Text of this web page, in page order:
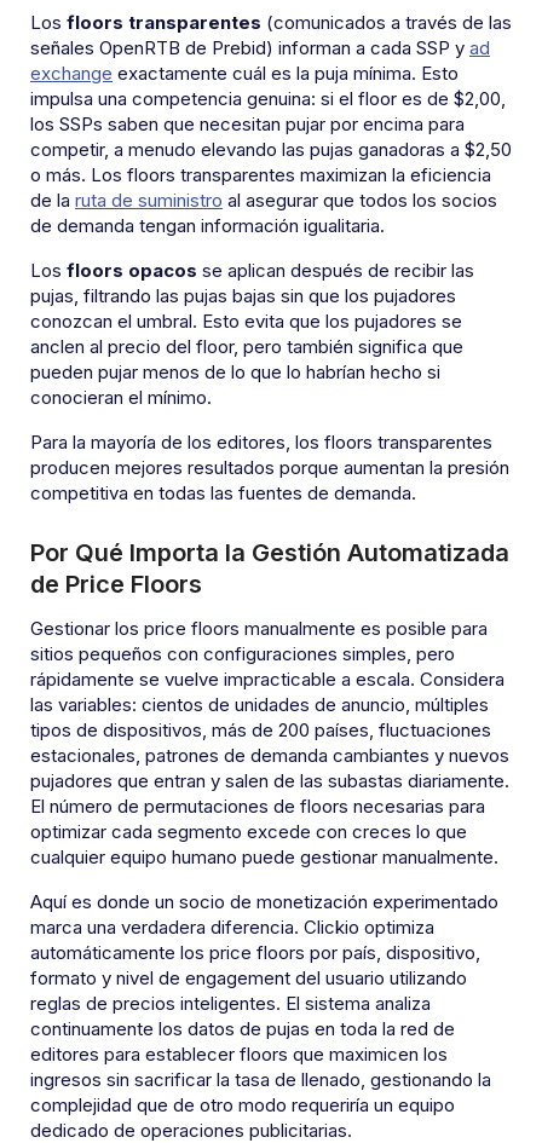
Los floors transparentes (comunicados a través de las
señales OpenRTB de Prebid) informan a cada SSP y ad
exchange exactamente cuál es la puja mínima. Esto
impulsa una competencia genuina: si el floor es de $2,00,
los SSPs saben que necesitan pujar por encima para
competir, a menudo elevando las pujas ganadoras a $2,50
o más. Los floors transparentes maximizan la eficiencia
de la ruta de suministro al asegurar que todos los socios
de demanda tengan información igualitaria.
Los floors opacos se aplican después de recibir las
pujas, filtrando las pujas bajas sin que los pujadores
conozcan el umbral. Esto evita que los pujadores se
anclen al precio del floor, pero también significa que
pueden pujar menos de lo que lo habrían hecho si
conocieran el mínimo.
Para la mayoría de los editores, los floors transparentes
producen mejores resultados porque aumentan la presión
competitiva en todas las fuentes de demanda.
Por Qué Importa la Gestión Automatizada
de Price Floors
Gestionar los price floors manualmente es posible para
sitios pequeños con configuraciones simples, pero
rápidamente se vuelve impracticable a escala. Considera
las variables: cientos de unidades de anuncio, múltiples
tipos de dispositivos, más de 200 países, fluctuaciones
estacionales, patrones de demanda cambiantes y nuevos
pujadores que entran y salen de las subastas diariamente.
El número de permutaciones de floors necesarias para
optimizar cada segmento excede con creces lo que
cualquier equipo humano puede gestionar manualmente.
Aquí es donde un socio de monetización experimentado
marca una verdadera diferencia. Clickio optimiza
automáticamente los price floors por país, dispositivo,
formato y nivel de engagement del usuario utilizando
reglas de precios inteligentes. El sistema analiza
continuamente los datos de pujas en toda la red de
editores para establecer floors que maximicen los
ingresos sin sacrificar la tasa de llenado, gestionando la
complejidad que de otro modo requeriría un equipo
dedicado de operaciones publicitarias.